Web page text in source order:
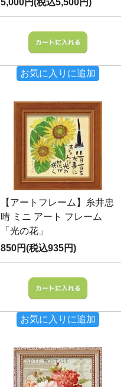
お気に入りに追加
【アートフレーム】糸井忠
晴 ミニ アート フレーム
「光の花」
850円(税込935円)
お気に入りに追加